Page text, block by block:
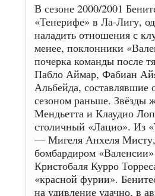
В сезоне 2000/2001
«Тенерифе» в Ла-Лигу,
наладить отношения с
менее, поклонники
почерка команды после
Пабло Аймар, Фабиан
Альбейда,
сезоном раньше. Звёзды
Мендьетта и Клаудио
столичный «Лацио». Из
— Мигеля Анхеля
бомбардиром
Кристобаля Курро
«красной фурии».
на удивление удачно, в